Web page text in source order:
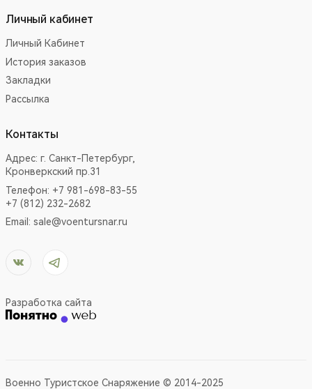
Личный кабинет
Личный Кабинет
История заказов
Закладки
Рассылка
Контакты
Адрес: г. Санкт-Петербург,
Кронверкский пр.31
Телефон: +7 981-698-83-55
+7 (812) 232-2682
Email: sale@voentursnar.ru
Разработка сайта
Военно Туристское Снаряжение © 2014-2025